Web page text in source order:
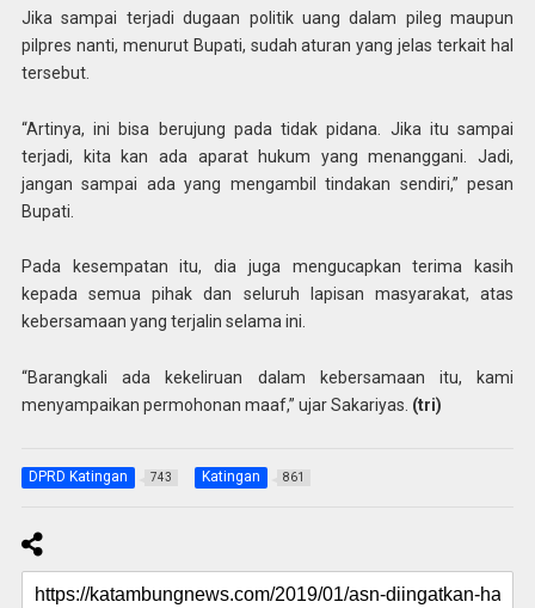
Jika sampai terjadi dugaan politik uang dalam pileg maupun
pilpres nanti, menurut Bupati, sudah aturan yang jelas terkait hal
tersebut.
“Artinya, ini bisa berujung pada tidak pidana. Jika itu sampai
terjadi, kita kan ada aparat hukum yang menanggani. Jadi,
jangan sampai ada yang mengambil tindakan sendiri,” pesan
Bupati.
Pada kesempatan itu, dia juga mengucapkan terima kasih
kepada semua pihak dan seluruh lapisan masyarakat, atas
kebersamaan yang terjalin selama ini.
“Barangkali ada kekeliruan dalam kebersamaan itu, kami
menyampaikan permohonan maaf,” ujar Sakariyas. (tri)
DPRD Katingan 743 Katingan 861